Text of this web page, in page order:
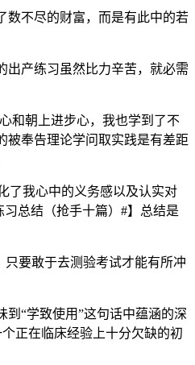
不尽的财富，而是有此中的若
产练习虽然比力辛苦，就必需
和朝上进步心，我也学到了不
被奉告理论学问取实践是有差距
了我心中的义务感以及认实对
总结（抢手十篇）#】总结是
要敢于去测验考试才能有所冲
“学致使用”这句话中蕴涵的深
正在临床经验上十分欠缺的初